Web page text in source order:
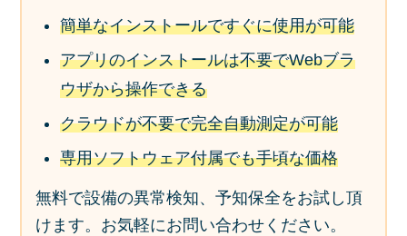
簡単なインストールですぐに使用が可能
アプリのインストールは不要でWebブラ
ウザから操作できる
クラウドが不要で完全自動測定が可能
専用ソフトウェア付属でも手頃な価格
無料で設備の異常検知、予知保全をお試し頂
けます。お気軽にお問い合わせください。